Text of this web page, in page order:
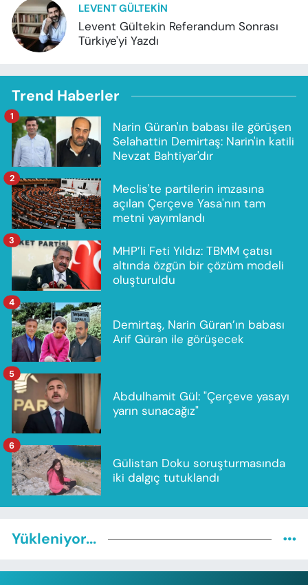
LEVENT GÜLTEKIN
Levent Gültekin Referandum Sonrası
Türkiye'yi Yazdı
Trend Haberler
Narin Güran'ın babası ile görüşen
Selahattin Demirtaş: Narin'in katili
Nevzat Bahtiyar'dır
1
Meclis'te partilerin imzasına
açılan Çerçeve Yasa'nın tam
metni yayımlandı
2
MHP’li Feti Yıldız: TBMM çatısı
altında özgün bir çözüm modeli
oluşturuldu
3
Demirtaş, Narin Güran’ın babası
Arif Güran ile görüşecek
4
Abdulhamit Gül: "Çerçeve yasayı
yarın sunacağız"
5
Gülistan Doku soruşturmasında
iki dalgıç tutuklandı
6
Yükleniyor...